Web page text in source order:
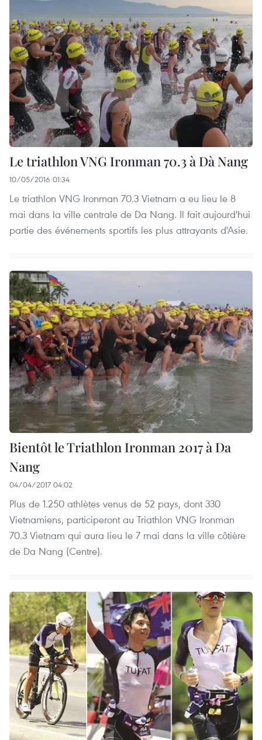
Le triathlon VNG Ironman 70.3 à Dà Nang
10/05/2016 01:34
Le triathlon VNG Ironman 70.3 Vietnam a eu lieu le 8
mai dans la ville centrale de Da Nang. Il fait aujourd'hui
partie des événements sportifs les plus attrayants d'Asie.
Bientôt le Triathlon Ironman 2017 à Da
Nang
04/04/2017 04:02
Plus de 1.250 athlètes venus de 52 pays, dont 330
Vietnamiens, participeront au Triathlon VNG Ironman
70.3 Vietnam qui aura lieu le 7 mai dans la ville côtière
de Da Nang (Centre).